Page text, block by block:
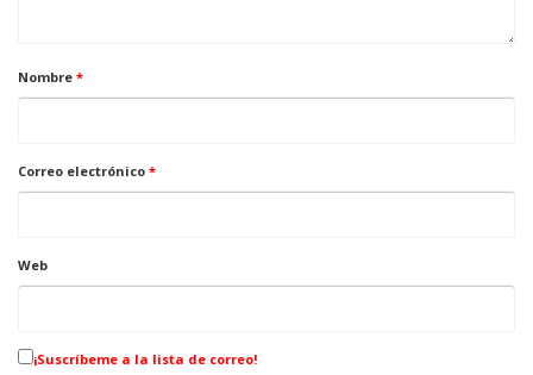
Nombre *
Correo electrónico *
Web
¡Suscríbeme a la lista de correo!